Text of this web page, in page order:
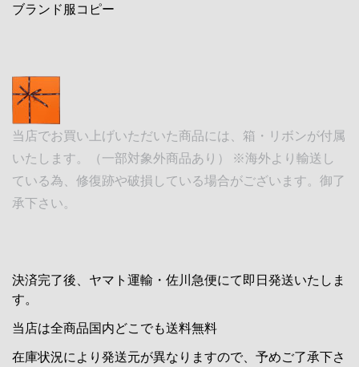
ブランド服コピー
当店でお買い上げいただいた商品には、箱・リボンが付属
いたします。（一部対象外商品あり） ※海外より輸送し
ている為、修復跡や破損している場合がございます。御了
承下さい。
決済完了後、ヤマト運輸・佐川急便にて即日発送いたしま
す。
当店は全商品国内どこでも送料無料
在庫状況により発送元が異なりますので、予めご了承下さ